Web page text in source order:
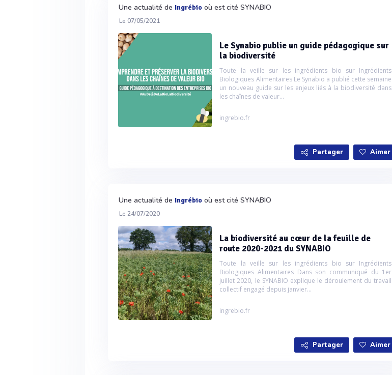
Une actualité de Ingrébio où est cité SYNABIO
Le 07/05/2021
Le Synabio publie un guide pédagogique sur
la biodiversité
Toute la veille sur les ingrédients bio sur Ingrédients
Biologiques Alimentaires Le Synabio a publié cette semaine
un nouveau guide sur les enjeux liés à la biodiversité dans
les chaînes de valeur...
ingrebio.fr
Partager Aimer
Une actualité de Ingrébio où est cité SYNABIO
Le 24/07/2020
La biodiversité au cœur de la feuille de
route 2020-2021 du SYNABIO
Toute la veille sur les ingrédients bio sur Ingrédients
Biologiques Alimentaires Dans son communiqué du 1er
juillet 2020, le SYNABIO explique le déroulement du travail
collectif engagé depuis janvier...
ingrebio.fr
Partager Aimer